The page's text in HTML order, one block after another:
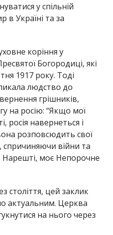
у спільній
в Україні та за
коріння у
Богородиці, які
1917 року. Тоді
людство до
грішників,
на росію: “Якщо мої
росія навернеться і
розповсюдить свої
спричиняючи війни та
Нарешті, моє Непорочне
століття, цей заклик
актуальним. Церква
на нього через